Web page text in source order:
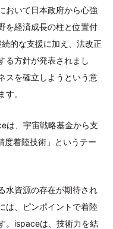
おいて日本政府から心強
を経済成長の柱と位置付
的な支援に加え、法改正
る方針が発表されまし
スを確立しようという意
。
は、宇宙戦略基金から支
度着陸技術」というテー
水資源の存在が期待され
は、ピンポイントで着陸
。ispaceは、技術力を結